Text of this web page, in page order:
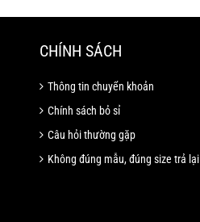
CHÍNH SÁCH
Thông tin chuyển khoản
Chính sách bỏ sỉ
Câu hỏi thường gặp
Không đúng mẫu, đúng size trả lại